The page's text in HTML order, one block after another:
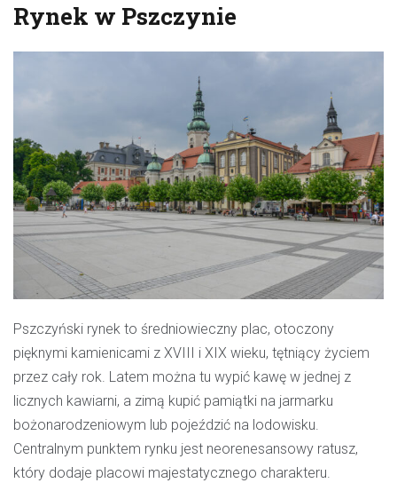
Rynek w Pszczynie
Pszczyński rynek to średniowieczny plac, otoczony
pięknymi kamienicami z XVIII i XIX wieku, tętniący życiem
przez cały rok. Latem można tu wypić kawę w jednej z
licznych kawiarni, a zimą kupić pamiątki na jarmarku
bożonarodzeniowym lub pojeździć na lodowisku.
Centralnym punktem rynku jest neorenesansowy ratusz,
który dodaje placowi majestatycznego charakteru.